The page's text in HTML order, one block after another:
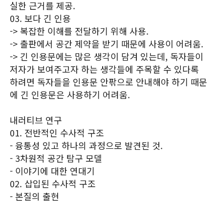
실한 근거를 제공.
03. 보다 긴 인용
-> 복잡한 이해를 전달하기 위해 사용.
-> 출판에서 공간 제약을 받기 때문에 사용이 어려움.
-> 긴 인용문에는 많은 생각이 담겨 있는데, 독자들이
저자가 보여주고자 하는 생각들에 주목할 수 있다록
하려면 독자들을 인용문 안팎으로 안내해야 하기 때문
에 긴 인용문은 사용하기 어려움.
내러티브 연구
01. 전반적인 수사적 구조
- 융통성 있고 하나의 과정으로 발견된 것.
- 3차원적 공간 탐구 모델
- 이야기에 대한 연대기
02. 삽입된 수사적 구조
- 본질의 출현